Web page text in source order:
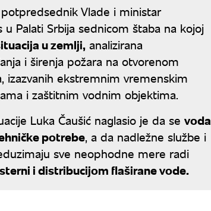
Vlade i ministar
Palati Srbija sednicom štaba na kojoj
u zemlji, analizirana
i širenja požara na otvorenom
izazvanih ekstremnim vremenskim
i zaštitnim vodnim objektima.
Luka Čaušić naglasio je da se voda
potrebe, a da nadležne službe i
sve neophodne mere radi
i distribucijom flaširane vode.